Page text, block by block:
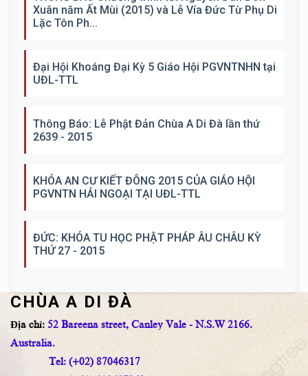
Xuân năm Ất Mùi (2015) và Lễ Vía Đức Từ Phụ Di
Lặc Tôn Ph...
Đại Hội Khoáng Đại Kỳ 5 Giáo Hội PGVNTNHN tại
UĐL-TTL
Thông Báo: Lễ Phật Đản Chùa A Di Đà lần thứ
2639 - 2015
KHÓA AN CƯ KIẾT ĐÔNG 2015 CỦA GIÁO HỘI
PGVNTN HẢI NGOẠI TẠI UĐL-TTL
ĐỨC: KHÓA TU HỌC PHẬT PHÁP ÂU CHÂU KỲ
THỨ 27 - 2015
CHÙA A DI ĐÀ
Địa chỉ: 52 Bareena street, Canley Vale - N.S.W 2166.
Australia.
Tel: (+02) 87046317